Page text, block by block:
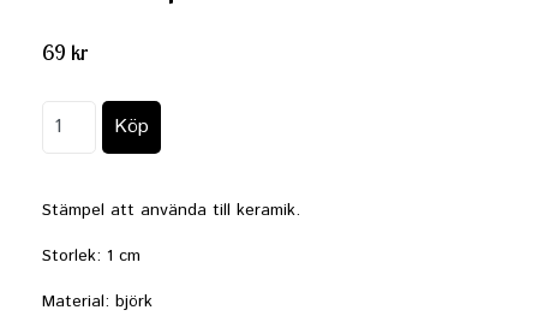
69 kr
Stämpel att använda till keramik.
Storlek: 1 cm
Material: björk